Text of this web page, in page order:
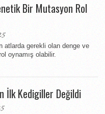
Bir Mutasyon Rol
atlarda gerekli olan denge ve
oynamış olabilir.
İlk Kedigiller Değildi